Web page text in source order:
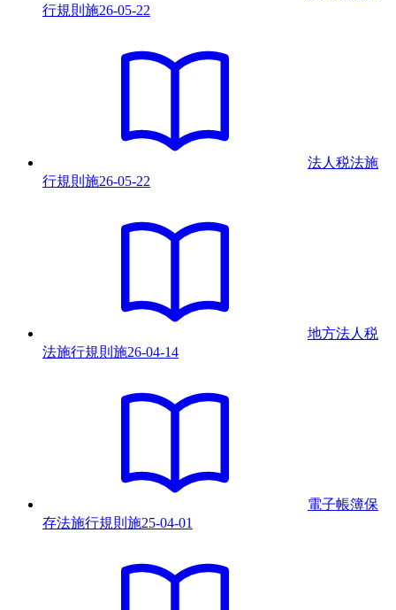
行規則 施26-05-22
法人税法施
行規則 施26-05-22
地方法人税
法施行規則 施26-04-14
電子帳簿保
存法施行規則 施25-04-01